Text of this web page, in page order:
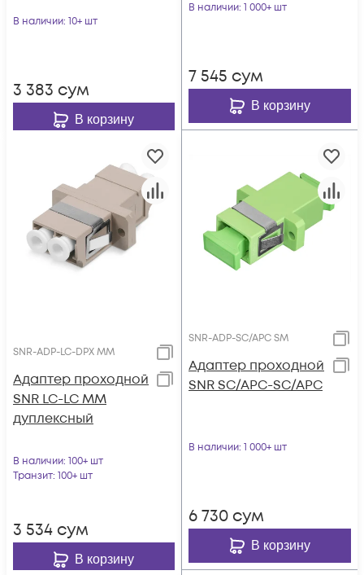
В наличии: 10+ шт
3 383 сум
В корзину
В наличии: 1 000+ шт
7 545 сум
В корзину
SNR-ADP-LC-DPX MM
Адаптер проходной
SNR LC-LC MM
дуплексный
В наличии: 100+ шт
Транзит: 100+ шт
3 534 сум
В корзину
SNR-ADP-SC/APC SM
Адаптер проходной
SNR SC/APC-SC/APC
В наличии: 1 000+ шт
6 730 сум
В корзину